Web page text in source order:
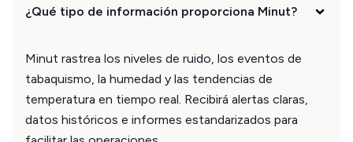
¿Qué tipo de información proporciona Minut?
Minut rastrea los niveles de ruido, los eventos de
tabaquismo, la humedad y las tendencias de
temperatura en tiempo real. Recibirá alertas claras,
datos históricos e informes estandarizados para